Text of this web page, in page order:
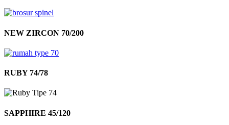
NEW ZIRCON 70/200
RUBY 74/78
SAPPHIRE 45/120